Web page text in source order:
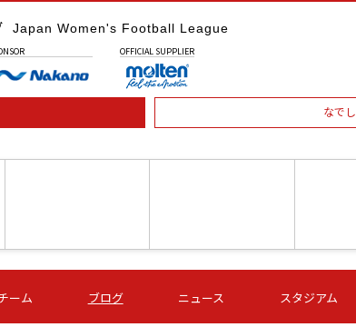
Japan Women's Football League
OFFICIAL SUPPLIER
なで
第16節 09/05 (土) 16:00
ＡＧＦ いちご
第16節
ーム ブログ ニュース スタジアム